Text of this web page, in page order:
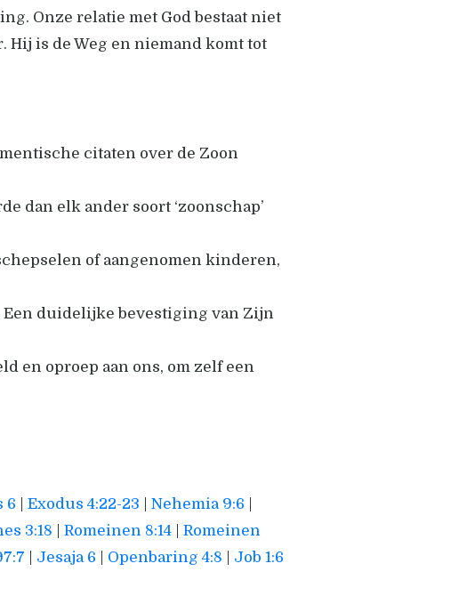
te
verlagen.
Onze relatie met God bestaat niet
is de Weg en niemand komt tot
citaten over de Zoon
dan elk ander soort ‘zoonschap’
of aangenomen kinderen,
duidelijke bevestiging van Zijn
en oproep aan ons, om zelf een
6 Exodus 4:22-23 Nehemia 9:6
3:18 Romeinen 8:14
Romeinen
Jesaja 6 Openbaring 4:8
Job 1:6